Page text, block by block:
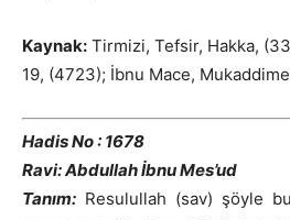
Kaynak: Tirmizi, Tefsir, Hakka,
19, (4723); İbnu Mace,
Hadis No : 1678
Ravi: Abdullah İbnu Mes’ud
Tanım: Resulullah (sav) şöyle